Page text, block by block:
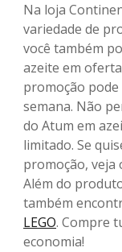
Na loja
variedade de
você também
azeite em
promoção
semana. Não
do Atum em
limitado. Se
promoção,
Além do
também
LEGO. Compre
economia!